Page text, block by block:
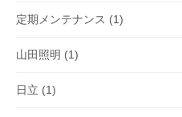
定期メンテナンス (1)
山田照明 (1)
日立 (1)